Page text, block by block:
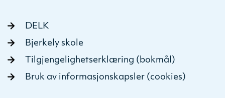
DELK
Bjerkely skole
Tilgjengelighetserklæring (bokmål)
Bruk av informasjonskapsler (cookies)